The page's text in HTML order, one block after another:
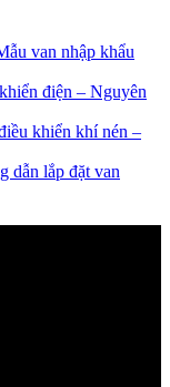
van nhập khẩu
điện – Nguyên
khiển khí nén –
dẫn lắp đặt van